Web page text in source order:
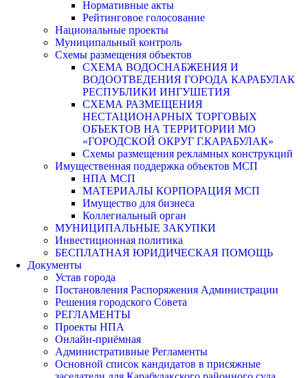
Нормативные акты
Рейтинговое голосование
Национальные проекты
Муниципальный контроль
Схемы размещения объектов
СХЕМА ВОДОСНАБЖЕНИЯ И
ВОДООТВЕДЕНИЯ ГОРОДА КАРАБУЛАК
РЕСПУБЛИКИ ИНГУШЕТИЯ
СХЕМА РАЗМЕЩЕНИЯ
НЕСТАЦИОНАРНЫХ ТОРГОВЫХ
ОБЪЕКТОВ НА ТЕРРИТОРИИ МО
«ГОРОДСКОЙ ОКРУГ Г.КАРАБУЛАК»
Схемы размещения рекламных конструкций
Имущественная поддержка объектов МСП
НПА МСП
МАТЕРИАЛЫ КОРПОРАЦИЯ МСП
Имущество для бизнеса
Коллегиальный орган
МУНИЦИПАЛЬНЫЕ ЗАКУПКИ
Инвестиционная политика
БЕСПЛАТНАЯ ЮРИДИЧЕСКАЯ ПОМОЩЬ
Документы
Устав города
Постановления Распоряжения Администрации
Решения городского Совета
РЕГЛАМЕНТЫ
Проекты НПА
Онлайн-приёмная
Административные Регламенты
Основной список кандидатов в присяжные